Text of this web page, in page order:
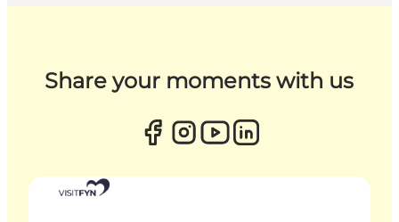
Share your moments with us